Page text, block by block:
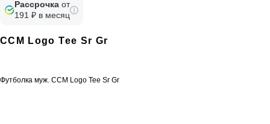
Рассрочка от
191 ₽ в месяц
CCM Logo Tee Sr Gr
Футболка муж. CCM Logo Tee Sr Gr